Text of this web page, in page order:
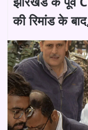
की रिमांड के